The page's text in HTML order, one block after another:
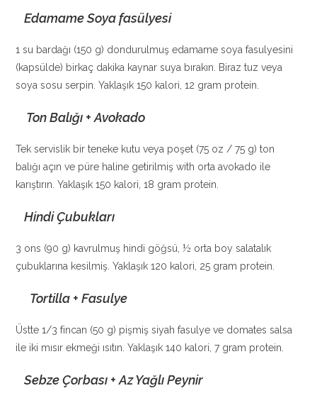
Edamame Soya fasülyesi
1 su bardağı (150 g) dondurulmuş edamame soya fasulyesini
(kapsülde) birkaç dakika kaynar suya bırakın. Biraz tuz veya
soya sosu serpin. Yaklaşık 150 kalori, 12 gram protein.
Ton Balığı + Avokado
Tek servislik bir teneke kutu veya poşet (75 oz / 75 g) ton
balığı açın ve püre haline getirilmiş with orta avokado ile
karıştırın. Yaklaşık 150 kalori, 18 gram protein.
Hindi Çubukları
3 ons (90 g) kavrulmuş hindi göğsü, ½ orta boy salatalık
çubuklarına kesilmiş. Yaklaşık 120 kalori, 25 gram protein.
Tortilla + Fasulye
Üstte 1/3 fincan (50 g) pişmiş siyah fasulye ve domates salsa
ile iki mısır ekmeği ısıtın. Yaklaşık 140 kalori, 7 gram protein.
Sebze Çorbası + Az Yağlı Peynir